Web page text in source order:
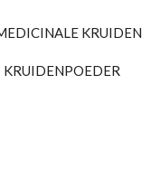
KRUIDEN
KRUIDENPOEDER